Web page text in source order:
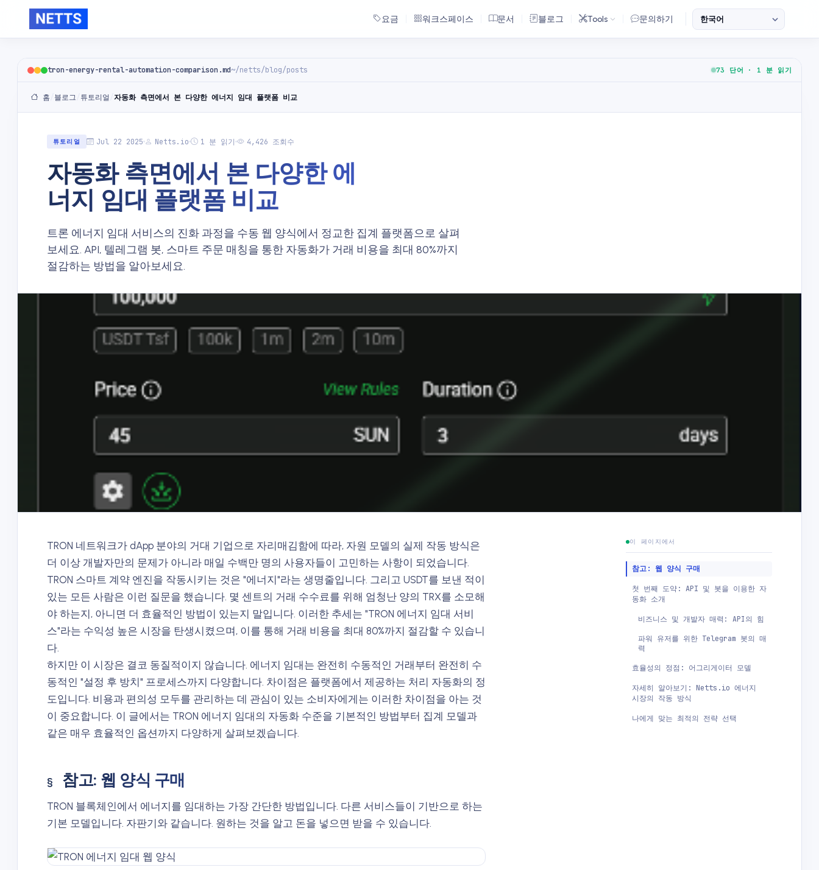
요금 워크스페이스 문서 블로그 Tools 문의하기
tron-energy-rental-automation-comparison.md~/netts/blog/posts 73 단어 · 1 분 읽기
홈 블로그 튜토리얼 자동화 측면에서 본 다양한 에너지 임대 플랫폼 비교
튜토리얼 Jul 22 2025 Netts.io 1 분 읽기 4,426 조회수
자동화 측면에서 본 다양한 에
너지 임대 플랫폼 비교
트론 에너지 임대 서비스의 진화 과정을 수동 웹 양식에서 정교한 집계 플랫폼으로 살펴
보세요. API, 텔레그램 봇, 스마트 주문 매칭을 통한 자동화가 거래 비용을 최대 80%까지
절감하는 방법을 알아보세요.
TRON 네트워크가 dApp 분야의 거대 기업으로 자리매김함에 따라, 자원 모델의 실제 작동 방식은
더 이상 개발자만의 문제가 아니라 매일 수백만 명의 사용자들이 고민하는 사항이 되었습니다.
TRON 스마트 계약 엔진을 작동시키는 것은 "에너지"라는 생명줄입니다. 그리고 USDT를 보낸 적이
있는 모든 사람은 이런 질문을 했습니다. 몇 센트의 거래 수수료를 위해 엄청난 양의 TRX를 소모해
야 하는지, 아니면 더 효율적인 방법이 있는지 말입니다. 이러한 추세는 "TRON 에너지 임대 서비
스"라는 수익성 높은 시장을 탄생시켰으며, 이를 통해 거래 비용을 최대 80%까지 절감할 수 있습니
다.
하지만 이 시장은 결코 동질적이지 않습니다. 에너지 임대는 완전히 수동적인 거래부터 완전히 수
동적인 "설정 후 방치" 프로세스까지 다양합니다. 차이점은 플랫폼에서 제공하는 처리 자동화의 정
도입니다. 비용과 편의성 모두를 관리하는 데 관심이 있는 소비자에게는 이러한 차이점을 아는 것
이 중요합니다. 이 글에서는 TRON 에너지 임대의 자동화 수준을 기본적인 방법부터 집계 모델과
같은 매우 효율적인 옵션까지 다양하게 살펴보겠습니다.
참고: 웹 양식 구매
TRON 블록체인에서 에너지를 임대하는 가장 간단한 방법입니다. 다른 서비스들이 기반으로 하는
기본 모델입니다. 자판기와 같습니다. 원하는 것을 알고 돈을 넣으면 받을 수 있습니다.
이 페이지에서
참고: 웹 양식 구매
첫 번째 도약: API 및 봇을 이용한 자
동화 소개
비즈니스 및 개발자 매력: API의 힘
파워 유저를 위한 Telegram 봇의 매
력
효율성의 정점: 어그리게이터 모델
자세히 알아보기: Netts.io 에너지
시장의 작동 방식
나에게 맞는 최적의 전략 선택